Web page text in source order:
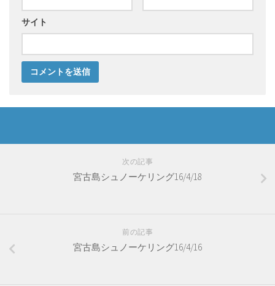
サイト
次の記事
宮古島シュノーケリング16/4/18
前の記事
宮古島シュノーケリング16/4/16